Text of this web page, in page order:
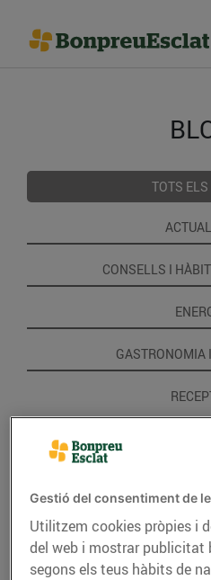
TOTS
CONSELLS I
GASTRONOMIA
Gestió del consentiment de
Utilitzem cookies pròpies i
del web i mostrar publicitat
segons els teus hàbits de